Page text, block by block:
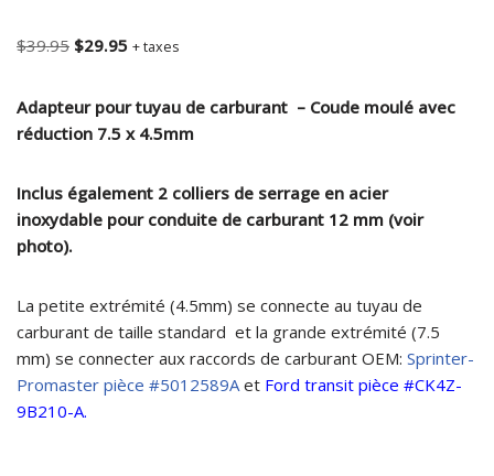
$39.95 $29.95 + taxes
Adapteur pour tuyau de carburant – Coude moulé avec
réduction 7.5 x 4.5mm
Inclus également 2 colliers de serrage en acier
inoxydable pour conduite de carburant 12 mm (voir
photo).
La petite extrémité (4.5mm) se connecte au tuyau de
carburant de taille standard et la grande extrémité (7.5
mm) se connecter aux raccords de carburant OEM: Sprinter-
Promaster pièce #5012589Aet Ford transit pièce #CK4Z-
9B210-A.